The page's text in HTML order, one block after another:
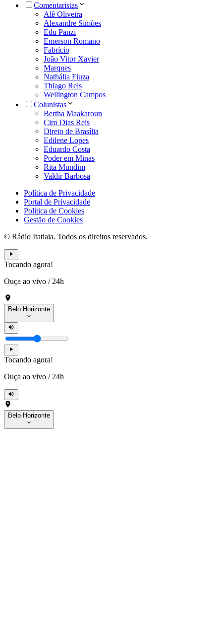
Comentaristas
Alê Oliveira
Alexandre Simões
Edu Panzi
Emerson Romano
Fabrício
João Vitor Xavier
Marques
Nathália Fiuza
Thiago Reis
Wellington Campos
Colunistas
Bertha Maakaroun
Ciro Dias Reis
Direto de Brasília
Edilene Lopes
Eduardo Costa
Poder em Minas
Rita Mundim
Valdir Barbosa
Política de Privacidade
Portal de Privacidade
Política de Cookies
Gestão de Cookies
© Rádio Itatiaia. Todos os direitos reservados.
Tocando agora!
Ouça ao vivo / 24h
Belo Horizonte
Tocando agora!
Ouça ao vivo / 24h
Belo Horizonte